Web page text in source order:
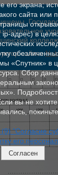
сайтов
его экрана;
сайта или
ip-адрес) в
«Спутник» в
Сбор
вы не
"Согласие
его
Согласен